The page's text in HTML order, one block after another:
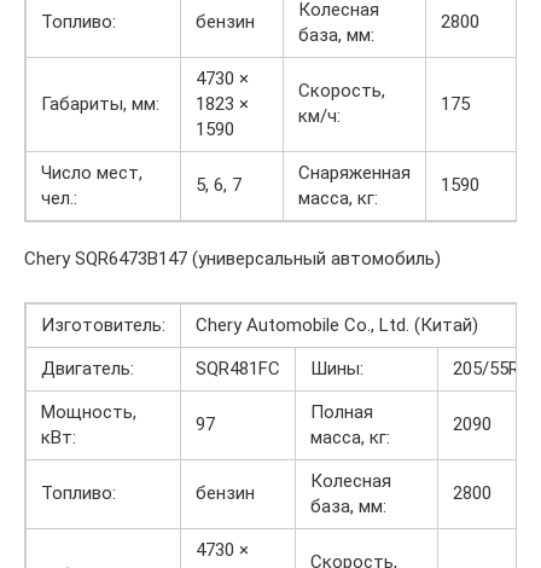
Топливо: бензин
Колесная
база, мм:
2800
Габариты, мм:
4730 ×
1823 ×
1590
Скорость,
км/ч:
175
Число мест,
чел.:
5, 6, 7
Снаряженная
масса, кг:
1590
Chery SQR6473B147 (универсальный автомобиль)
Изготовитель:
Chery Automobile Co., Ltd. (Китай)
Двигатель:
SQR481FC Шины:
205/55R16
Мощность,
кВт:
97
Полная
масса, кг:
2090
Топливо: бензин
Колесная
база, мм:
2800
4730 ×
Скорость,